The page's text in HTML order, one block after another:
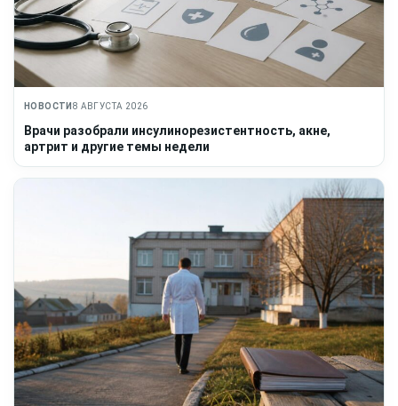
НОВОСТИ 8 АВГУСТА 2026
Врачи разобрали инсулинорезистентность, акне,
артрит и другие темы недели